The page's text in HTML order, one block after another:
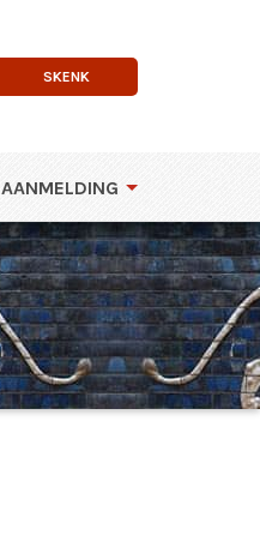
SKENK
AANMELDING